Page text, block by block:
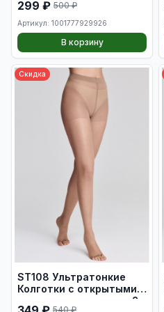
телесный, размер S
299 ₽ 500 ₽
Артикул: 1001777929926
В корзину
Скидка
ST108 Ультратонкие
Колготки с открытыми
пальцами, плотность 8
540 ₽